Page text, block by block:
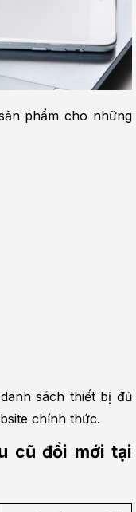
phẩm cho những
sách thiết bị đủ
chính thức.
cũ đổi mới tại